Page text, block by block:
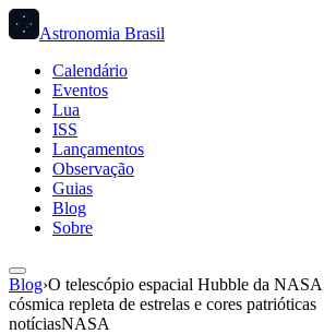
Astronomia Brasil
Calendário
Eventos
Lua
ISS
Lançamentos
Observação
Guias
Blog
Sobre
Blog›O telescópio espacial Hubble da NASA
cósmica repleta de estrelas e cores patrióticas
notíciasNASA